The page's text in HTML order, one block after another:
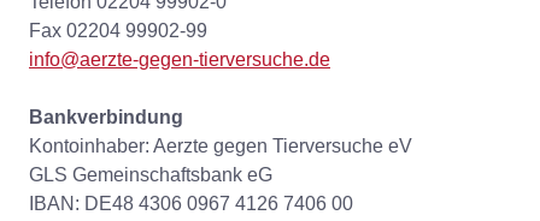
Fax 02204 99902-99
info@aerzte-gegen-tierversuche.de
Bankverbindung
Kontoinhaber: Aerzte gegen Tierversuche eV
GLS Gemeinschaftsbank eG
IBAN: DE48 4306 0967 4126 7406 00